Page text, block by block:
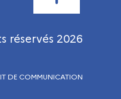
réservés 2026
DE COMMUNICATION